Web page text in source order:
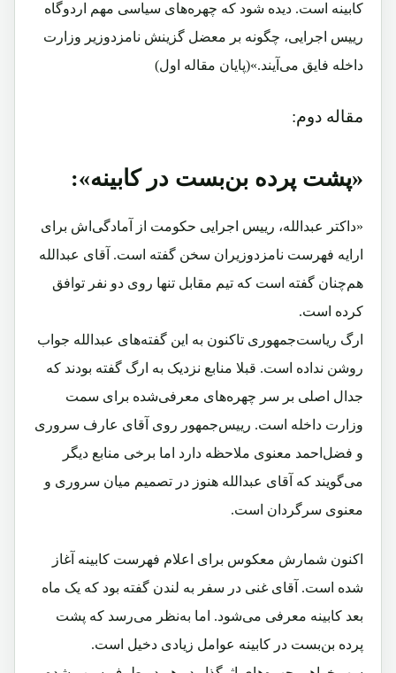
کابینه است. دیده شود که چهره‌های سیاسی مهم اردوگاه
رییس اجرایی، چگونه بر معضل گزینش نامزدوزیر وزارت
داخله فایق می‌آیند.»(پایان مقاله اول)
مقاله دوم:
«پشت پرده بن‌بست در کابینه»:
«داکتر عبدالله، رییس اجرایی حکومت از آمادگی‌اش برای
ارایه فهرست نامزدوزیران سخن گفته است. آقای عبدالله
هم‌چنان گفته است که تیم مقابل تنها روی دو نفر توافق
کرده است.
ارگ ریاست‌جمهوری تاکنون به این گفته‌های عبدالله جواب
روشن نداده است. قبلا منابع نزدیک به ارگ گفته بودند که
جدال اصلی بر سر چهره‌های معرفی‌شده برای سمت
وزارت داخله است. رییس‌جمهور روی آقای عارف سروری
و فضل‌احمد معنوی ملاحظه دارد اما برخی منابع دیگر
می‌گویند که آقای عبدالله هنوز در تصمیم میان سروری و
معنوی سرگردان است.
اکنون شمارش معکوس برای اعلام فهرست کابینه آغاز
شده است. آقای غنی در سفر به لندن گفته بود که یک ماه
بعد کابینه معرفی می‌شود. اما به‌نظر می‌رسد که پشت
پرده بن‌بست در کابینه عوامل زیادی دخیل است.